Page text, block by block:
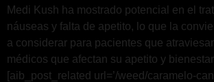
Medi Kush ha mostrado potencial en el
náuseas y falta de apetito, lo que la
a considerar para pacientes que
médicos que afectan su apetito y
[aib_post_related url=’/weed/caramelo-